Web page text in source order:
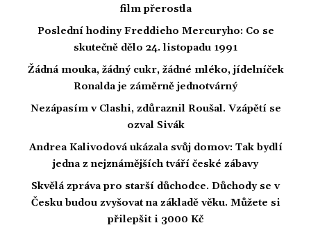
film přerostla
Poslední hodiny Freddieho Mercuryho: Co se
skutečně dělo 24. listopadu 1991
Žádná mouka, žádný cukr, žádné mléko, jídelníček
Ronalda je záměrně jednotvárný
Nezápasím v Clashi, zdůraznil Roušal. Vzápětí se
ozval Sivák
Andrea Kalivodová ukázala svůj domov: Tak bydlí
jedna z nejznámějších tváří české zábavy
Skvělá zpráva pro starší důchodce. Důchody se v
Česku budou zvyšovat na základě věku. Můžete si
přilepšit i 3000 Kč